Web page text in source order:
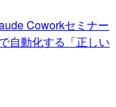
Coworkセミナー
自動化する「正しい